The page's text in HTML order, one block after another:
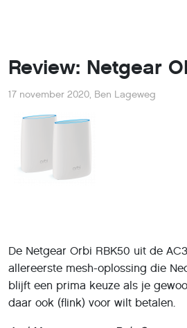
Review: Netgear
17 november 2020, Ben Lageweg
De Netgear Orbi RBK50 uit de
allereerste mesh-oplossing die
blijft een prima keuze als je
daar ook (flink) voor wilt betalen.